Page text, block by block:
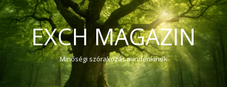
EXCH MAGAZIN
Minőségi szórakozás mindenkinek